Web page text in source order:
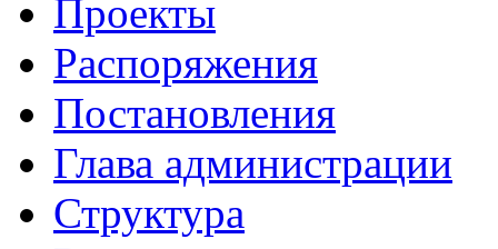
Проекты
Распоряжения
Постановления
Глава администрации
Структура